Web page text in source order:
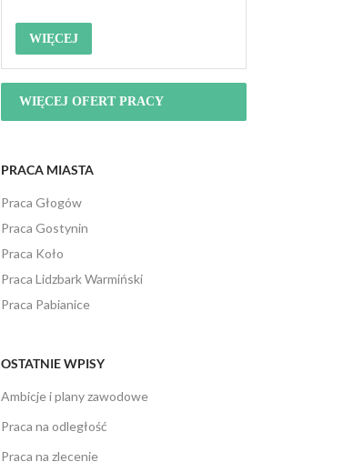
WIĘCEJ
WIĘCEJ OFERT PRACY
PRACA MIASTA
Praca Głogów
Praca Gostynin
Praca Koło
Praca Lidzbark Warmiński
Praca Pabianice
OSTATNIE WPISY
Ambicje i plany zawodowe
Praca na odległość
Praca na zlecenie